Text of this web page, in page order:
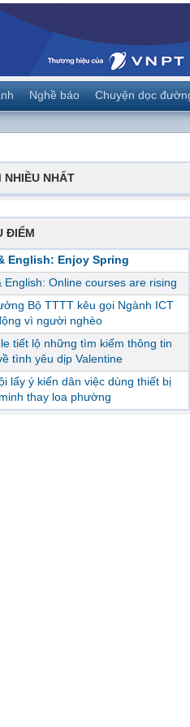
Nghề báo Chuyện dọc
NHIỀU NHẤT
ĐIỂM
English: Enjoy Spring
English: Online courses are rising
Bộ TTTT kêu gọi Ngành ICT
vì người nghèo
tiết lộ những tìm kiếm thông tin
tình yêu dịp Valentine
lấy ý kiến dân việc dùng thiết bị
thay loa phường